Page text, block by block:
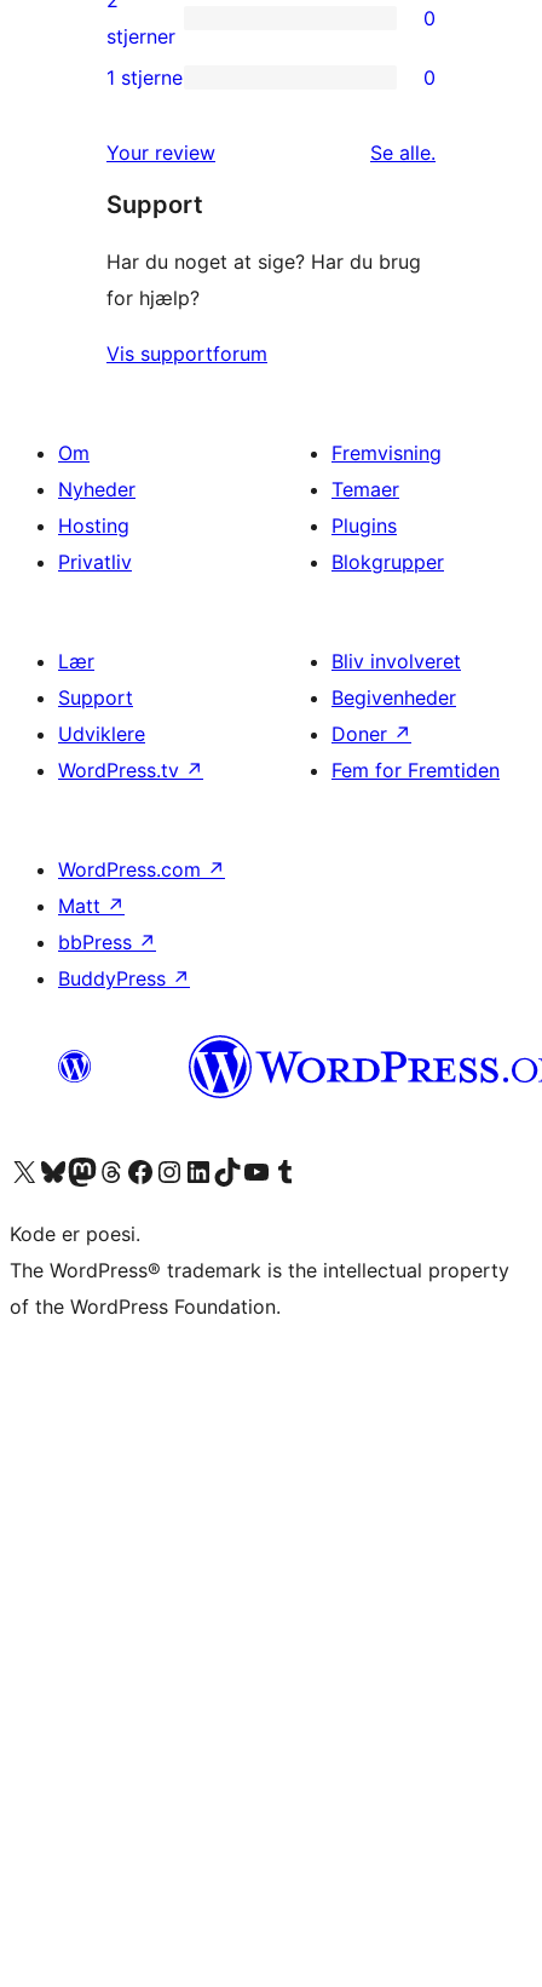
stjernet
anmeldelser
0
2-
anmeldelser
stjerner
0
stjernet
anmeldelser
1 stjerne 0
Your review Se alleanmeldelser
.
Support
Har du noget at sige? Har du brug
for hjælp?
Vis supportforum
Om
Nyheder
Hosting
Privatliv
Fremvisning
Temaer
Plugins
Blokgrupper
Lær
Support
Udviklere
WordPress.tv ↗
Bliv involveret
Begivenheder
Doner ↗
Fem for Fremtiden
WordPress.com ↗
Matt ↗
bbPress ↗
BuddyPress ↗
Besøg vores X (tidligere Twitter) konto
Besøg vores Bluesky-konto
Besøg vores Mastodon konto
Besøg vores Threads-konto
Besøg vores Facebook sideBesøg vores Instagram konto
Besøg vores LinkedIn konto
Besøg vores TikTok-konto
Besøg vores YouTube-kanalBesøg vores Tumblr-konto
Kode er poesi.
The WordPress® trademark is the intellectual property
of the WordPress Foundation.